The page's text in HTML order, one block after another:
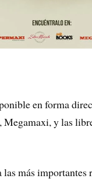
en forma
Megamaxi, y las
más importantes